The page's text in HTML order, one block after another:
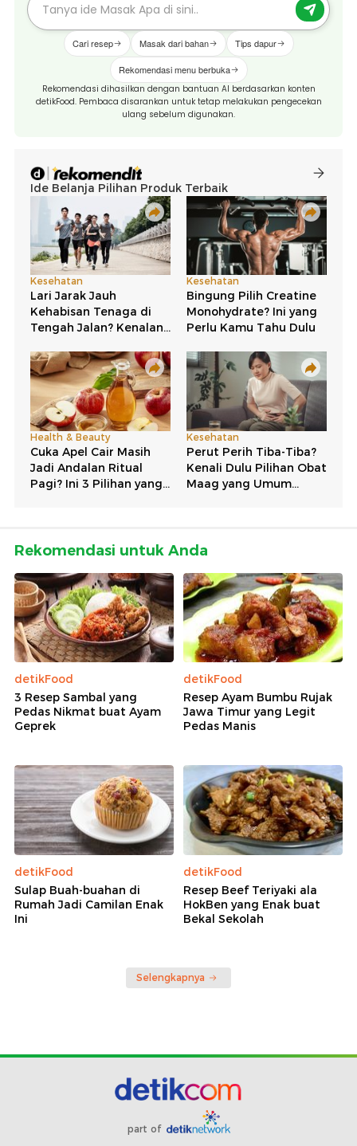
Cari resep Masak dari bahan Tips dapur
Rekomendasi menu berbuka
Rekomendasi dihasilkan dengan bantuan AI berdasarkan konten
detikFood. Pembaca disarankan untuk tetap melakukan pengecekan
ulang sebelum digunakan.
Rekomendasi untuk Anda
detikFood
3 Resep Sambal yang
Pedas Nikmat buat Ayam
Geprek
detikFood
Resep Ayam Bumbu Rujak
Jawa Timur yang Legit
Pedas Manis
detikFood
Sulap Buah-buahan di
Rumah Jadi Camilan Enak
Ini
detikFood
Resep Beef Teriyaki ala
HokBen yang Enak buat
Bekal Sekolah
Selengkapnya
part of